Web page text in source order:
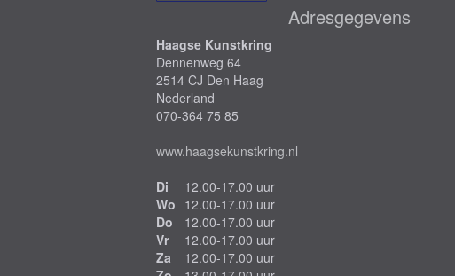
Adresgegevens
Haagse Kunstkring
Dennenweg 64
2514 CJ Den Haag
Nederland
070-364 75 85
www.haagsekunstkring.nl
Di
12.00-17.00 uur
Wo 12.00-17.00 uur
Do
12.00-17.00 uur
Vr
12.00-17.00 uur
Za
12.00-17.00 uur